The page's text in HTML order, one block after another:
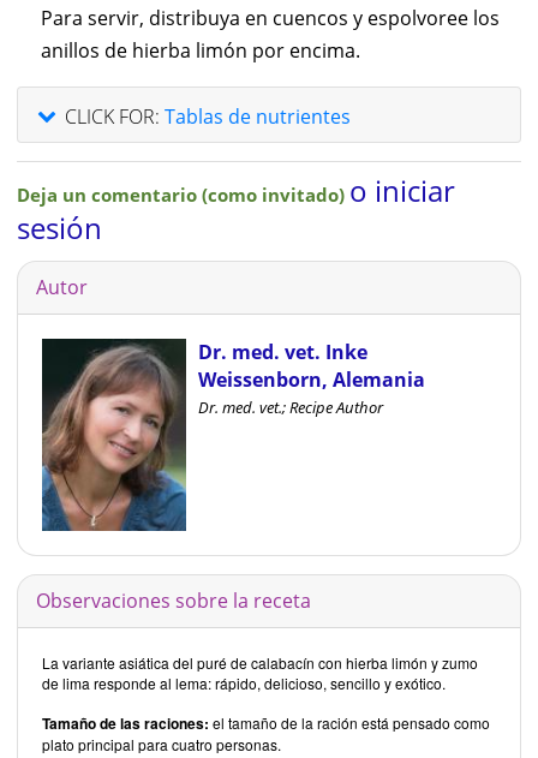
Para servir, distribuya en cuencos y espolvoree los
anillos de hierba limón por encima.
CLICK FOR: Tablas de nutrientes
Deja un comentario (como invitado) o iniciar
sesión
Autor
Dr. med. vet. Inke
Weissenborn, Alemania
Dr. med. vet.; Recipe Author
Observaciones sobre la receta
La variante asiática del puré de calabacín con hierba limón y zumo
de lima responde al lema: rápido, delicioso, sencillo y exótico.
Tamaño de las raciones: el tamaño de la ración está pensado como
plato principal para cuatro personas.